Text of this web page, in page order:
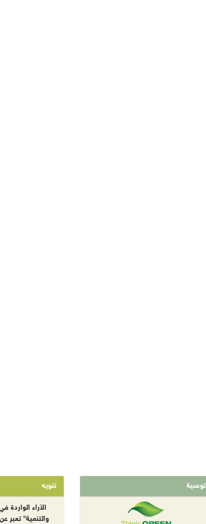
توصية تنويه
الآراء الواردة
والتنمية" تعبر